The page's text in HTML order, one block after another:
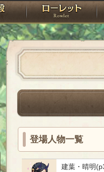
PandoraPartyProject
神殿
登場人物一覧
建葉・晴明